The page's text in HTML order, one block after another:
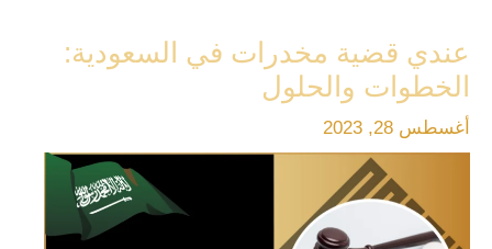
عندي قضية مخدرات في السعودية:
الخطوات والحلول
أغسطس 28, 2023